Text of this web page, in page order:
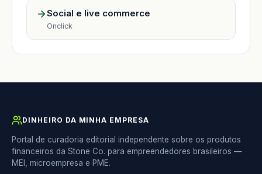
Social e live commerce
Onclick
DINHEIRO DA MINHA EMPRESA
Portal de curadoria editorial independente sobre os produtos
financeiros da Stone Co. para empreendedores brasileiros —
MEI, microempresa e PME.